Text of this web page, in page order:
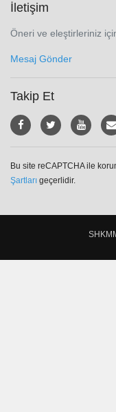
İletişim
Öneri ve eleştirleriniz
Mesaj Gönder
Takip Et
Bu site reCAPTCHA ile
Şartları geçerlidir.